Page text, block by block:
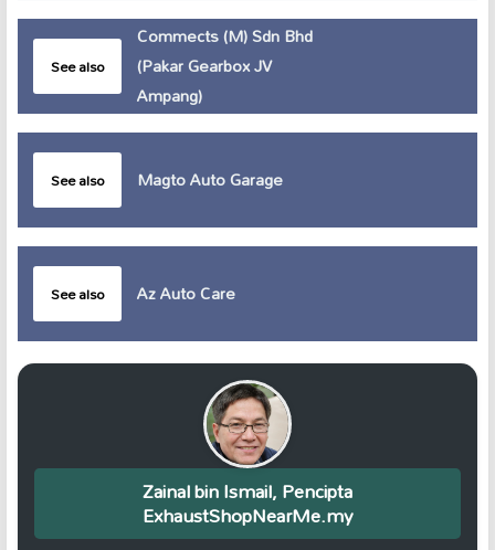
See also
Commects (M) Sdn Bhd
(Pakar Gearbox JV
Ampang)
See also Magto Auto Garage
See also Az Auto Care
Zainal bin Ismail, Pencipta
ExhaustShopNearMe.my